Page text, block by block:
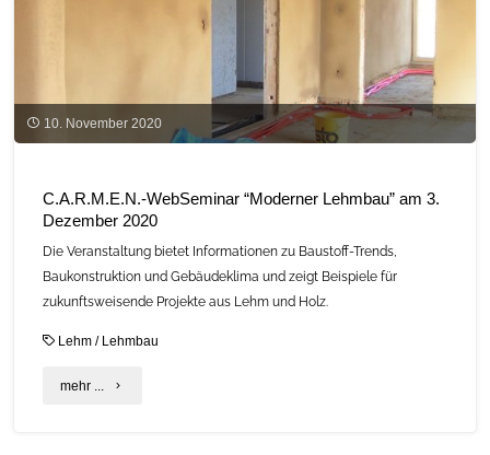
10. November 2020
C.A.R.M.E.N.-WebSeminar “Moderner Lehmbau” am 3.
Dezember 2020
Die Veranstaltung bietet Informationen zu Baustoff-Trends,
Baukonstruktion und Gebäudeklima und zeigt Beispiele für
zukunftsweisende Projekte aus Lehm und Holz.
Lehm / Lehmbau
mehr ... "C.A.R.M.E.N.-